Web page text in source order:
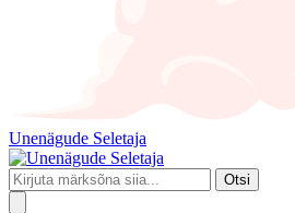
Unenägude Seletaja
Otsi